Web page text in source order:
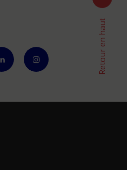
Retour en haut